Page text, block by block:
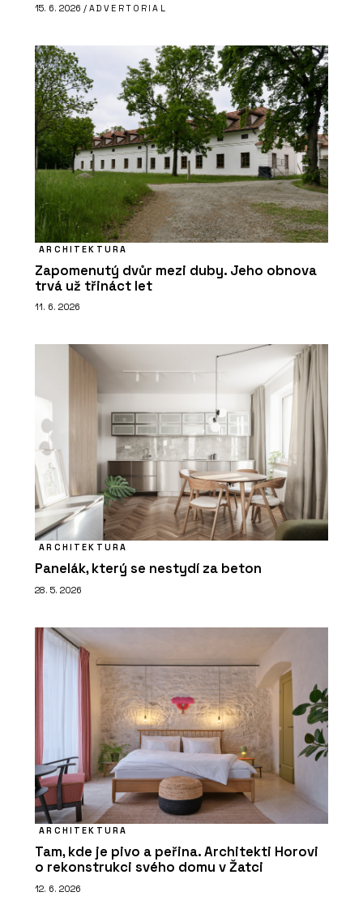
15. 6. 2026 / ADVERTORIAL
ARCHITEKTURA
Zapomenutý dvůr mezi duby. Jeho obnova
trvá už třináct let
11. 6. 2026
ARCHITEKTURA
Panelák, který se nestydí za beton
28. 5. 2026
ARCHITEKTURA
Tam, kde je pivo a peřina. Architekti Horovi
o rekonstrukci svého domu v Žatci
12. 6. 2026